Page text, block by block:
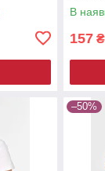
В
157 ₴
–50%